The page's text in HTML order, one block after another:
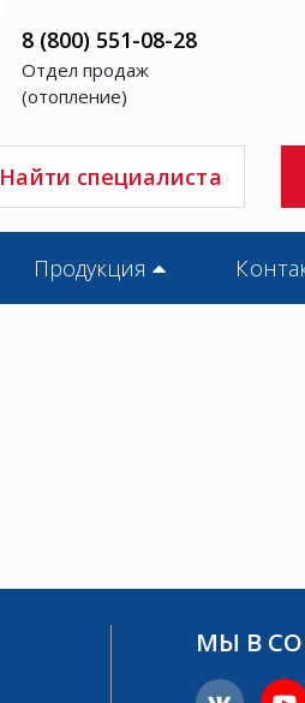
8 (800) 551-08-28
Отдел продаж
(отопление)
Найти специалиста
Продукция
МЫ В